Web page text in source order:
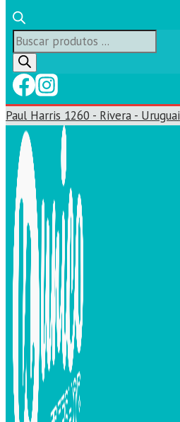
Búsqueda
de
productos
Paul Harris 1260 - Rivera - Uruguai